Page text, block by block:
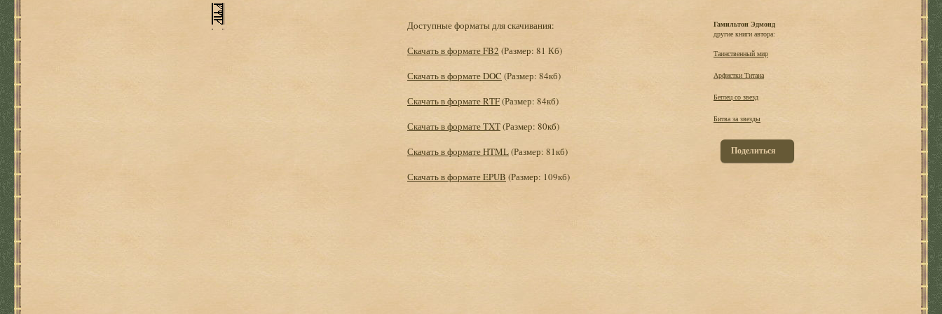
Доступные форматы для скачивания:
Скачать в формате FB2 (Размер: 81 Кб)
Скачать в формате DOC (Размер: 84кб)
Скачать в формате RTF(Размер: 84кб)
Скачать в формате TXT(Размер: 80кб)
Скачать в формате HTML(Размер: 81кб)
Скачать в формате EPUB (Размер: 109кб)
Гамильтон Эдмонд
другие книги автора:
Таинственный мир
Арфистки Титана
Беглец со звезд
Битва за звезды
Поделиться